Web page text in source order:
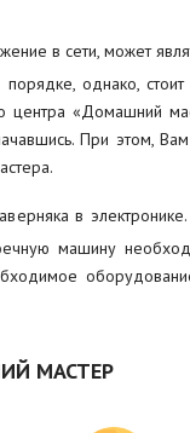
в сети, может
однако,
центра «Домашний
При этом, Вам
в электронике.
машину
МАСТЕР